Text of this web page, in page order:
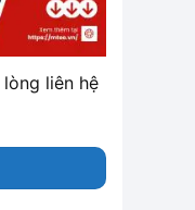
liên hệ